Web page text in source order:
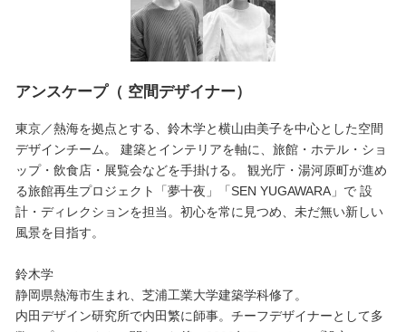
アンスケープ（ 空間デザイナー）
東京／熱海を拠点とする、鈴木学と横山由美子を中心とした空間
デザインチーム。 建築とインテリアを軸に、旅館・ホテル・ショ
ップ・飲食店・展覧会などを手掛ける。 観光庁・湯河原町が進め
る旅館再生プロジェクト「夢十夜」「SEN YUGAWARA」で 設
計・ディレクションを担当。初心を常に見つめ、未だ無い新しい
風景を目指す。
鈴木学
静岡県熱海市生まれ、芝浦工業大学建築学科修了。
内田デザイン研究所で内田繁に師事。チーフデザイナーとして多